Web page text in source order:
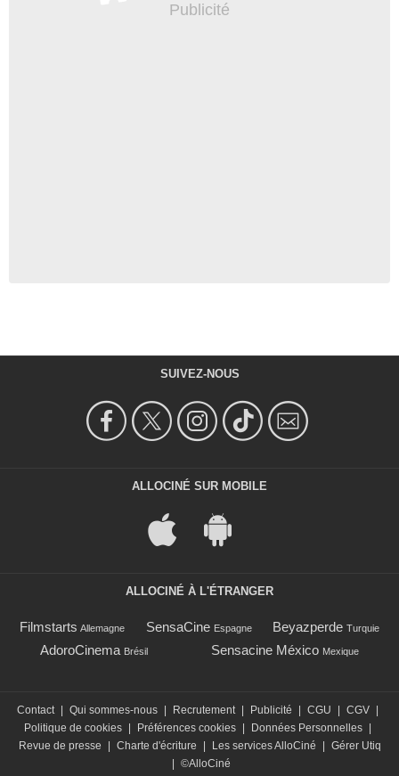
SUIVEZ-NOUS
ALLOCINÉ SUR MOBILE
ALLOCINÉ À L'ÉTRANGER
Filmstarts Allemagne SensaCine Espagne Beyazperde Turquie
AdoroCinema Brésil Sensacine México Mexique
Contact Qui sommes-nous Recrutement Publicité CGU CGV
Politique de cookies
Préférences cookies Données Personnelles
Revue de presse
Charte d'écriture Les services AlloCiné
Gérer Utiq
©AlloCiné